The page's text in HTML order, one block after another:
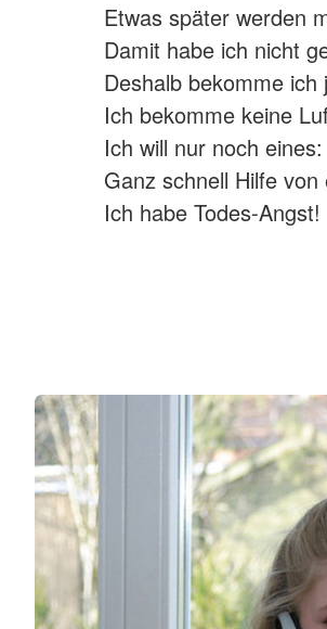
Etwas später werden
Damit habe ich nicht
Deshalb bekomme ich
Ich bekomme keine
Ich will nur noch eines:
Ganz schnell Hilfe von
Ich habe Todes-Angst!